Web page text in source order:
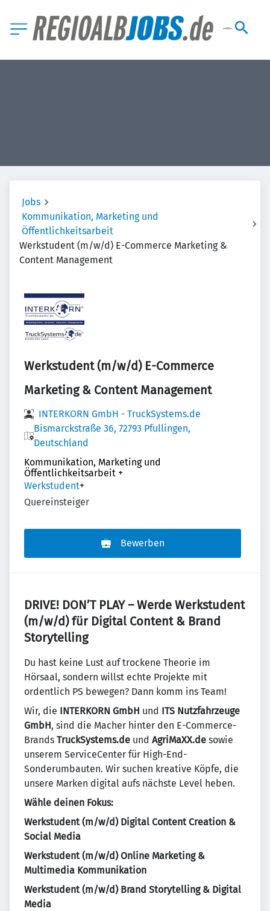
Jobs
Kommunikation, Marketing und
Öffentlichkeitsarbeit
Werkstudent (m/w/d) E-Commerce Marketing &
Content Management
Werkstudent (m/w/d) E-Commerce
Marketing & Content Management
INTERKORN GmbH - TruckSystems.de
Bismarckstraße 36, 72793 Pfullingen,
Deutschland
Kommunikation, Marketing und
Öffentlichkeitsarbeit +
Werkstudent+
Quereinsteiger
Bewerben
DRIVE! DON’T PLAY – Werde Werkstudent
(m/w/d) für Digital Content & Brand
Storytelling
Du hast keine Lust auf trockene Theorie im
Hörsaal, sondern willst echte Projekte mit
ordentlich PS bewegen? Dann komm ins Team!
Wir, die INTERKORN GmbH und ITS Nutzfahrzeuge
GmbH, sind die Macher hinter den E-Commerce-
Brands TruckSystems.de und AgriMaXX.de sowie
unserem ServiceCenter für High-End-
Sonderumbauten. Wir suchen kreative Köpfe, die
unsere Marken digital aufs nächste Level heben.
Wähle deinen Fokus:
Werkstudent (m/w/d) Digital Content Creation &
Social Media
Werkstudent (m/w/d) Online Marketing &
Multimedia Kommunikation
Werkstudent (m/w/d) Brand Storytelling & Digital
Media